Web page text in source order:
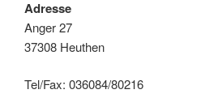
Adresse
Anger 27
37308 Heuthen
Tel/Fax: 036084/80216